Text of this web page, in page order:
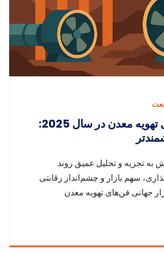
شتاب بازار فن‌های تهویه معدن در سال 2025:
به تجزیه و تحلیل عمیق روند
سهم بازار و چشم‌انداز رقابتی
جهانی فن‌های تهویه معدن